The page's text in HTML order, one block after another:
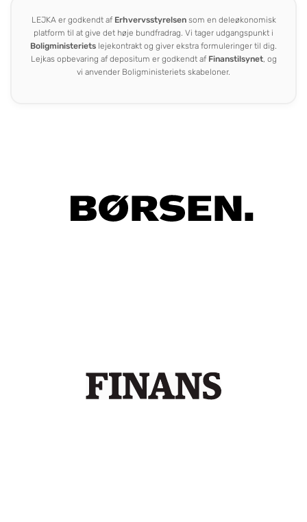
LEJKA er godkendt af Erhvervsstyrelsensom en deleøkonomisk
platform til at give det høje bundfradrag. Vi tager udgangspunkt i
Boligministeriets lejekontrakt og giver ekstra formuleringer til dig.
Lejkas opbevaring af depositum er godkendt af Finanstilsynet, og
vi anvender Boligministeriets skabeloner.